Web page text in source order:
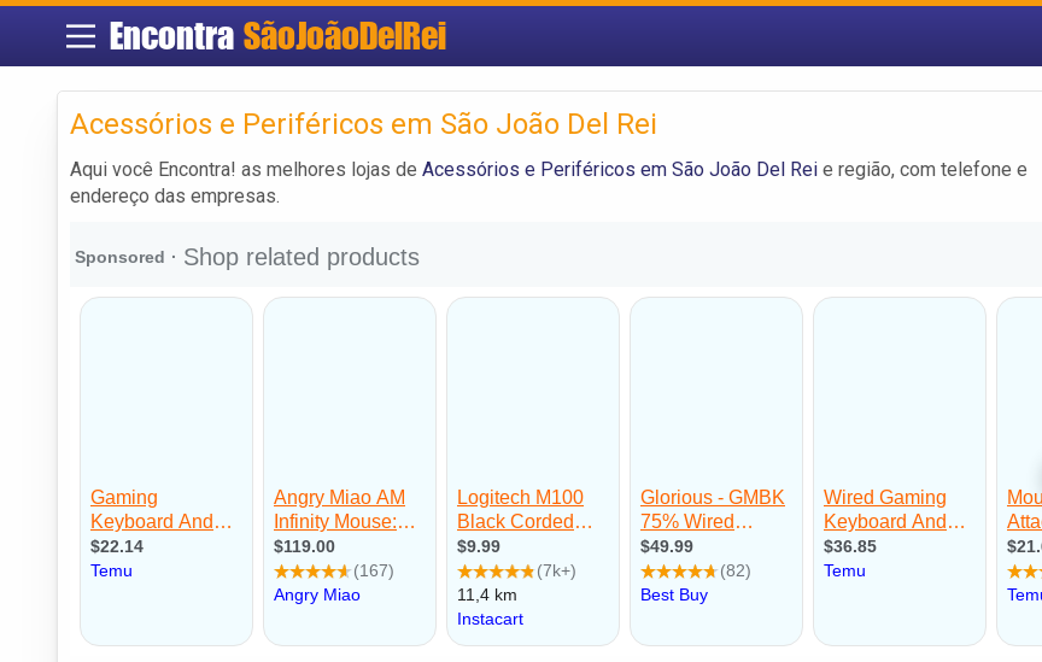
Encontra SãoJoãoDelRei
Acessórios e Periféricos em São João Del Rei
Aqui você Encontra! as melhores lojas de Acessórios e Periféricos em São João Del Rei e região, com telefone e
endereço das empresas.